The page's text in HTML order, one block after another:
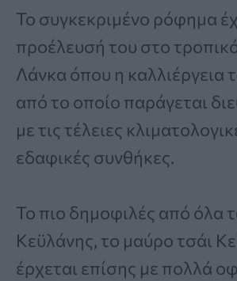
Το συγκεκριμένο ρόφημα
προέλευσή του στο
Λάνκα όπου η καλλιέργεια
από το οποίο παράγεται
με τις τέλειες
εδαφικές συνθήκες.
Το πιο δημοφιλές από όλα
Κεϋλάνης, το μαύρο τσάι
έρχεται επίσης με πολλά